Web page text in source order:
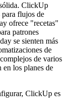
ClickUp
para flujos de
ofrece "recetas"
patrones
se sienten más
de
de varios
los planes de
ClickUp es